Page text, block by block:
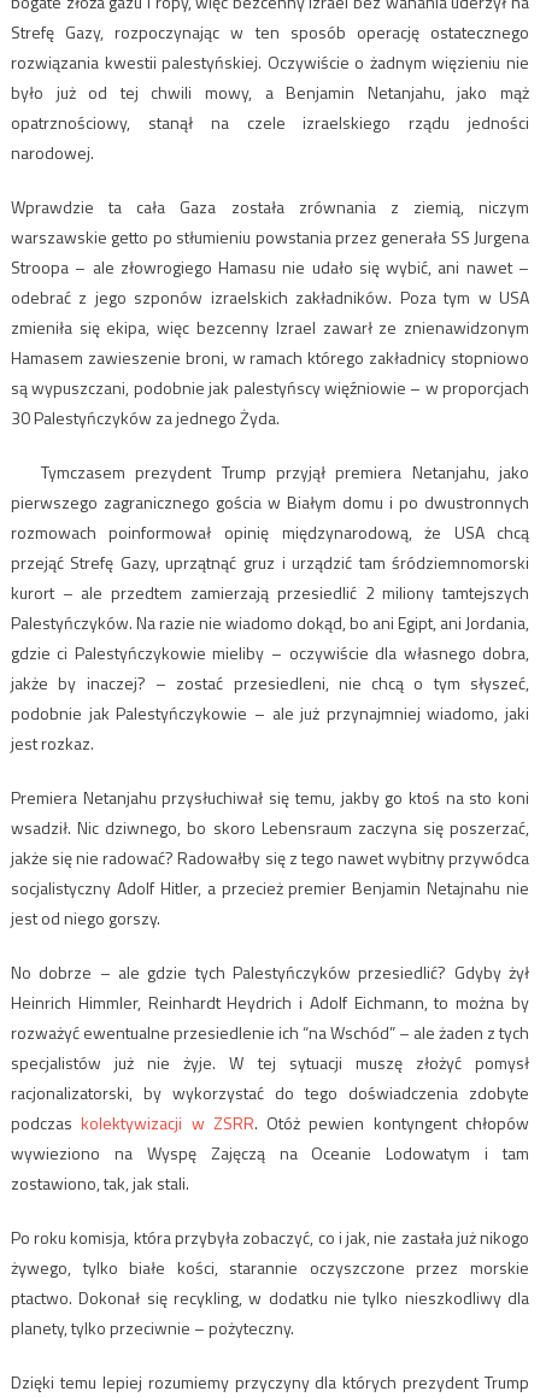
Strefę Gazy, rozpoczynając w ten sposób operację ostatecznego
rozwiązania kwestii palestyńskiej. Oczywiście o żadnym więzieniu nie
było już od tej chwili mowy, a Benjamin Netanjahu, jako mąż
opatrznościowy, stanął na czele izraelskiego rządu jedności
narodowej.
Wprawdzie ta cała Gaza została zrównania z ziemią, niczym
warszawskie getto po stłumieniu powstania przez generała SS Jurgena
Stroopa – ale złowrogiego Hamasu nie udało się wybić, ani nawet –
odebrać z jego szponów izraelskich zakładników. Poza tym w USA
zmieniła się ekipa, więc bezcenny Izrael zawarł ze znienawidzonym
Hamasem zawieszenie broni, w ramach którego zakładnicy stopniowo
są wypuszczani, podobnie jak palestyńscy więźniowie – w proporcjach
30 Palestyńczyków za jednego Żyda.
Tymczasem prezydent Trump przyjął premiera Netanjahu, jako
pierwszego zagranicznego gościa w Białym domu i po dwustronnych
rozmowach poinformował opinię międzynarodową, że USA chcą
przejąć Strefę Gazy, uprzątnąć gruz i urządzić tam śródziemnomorski
kurort – ale przedtem zamierzają przesiedlić 2 miliony tamtejszych
Palestyńczyków. Na razie nie wiadomo dokąd, bo ani Egipt, ani Jordania,
gdzie ci Palestyńczykowie mieliby – oczywiście dla własnego dobra,
jakże by inaczej? – zostać przesiedleni, nie chcą o tym słyszeć,
podobnie jak Palestyńczykowie – ale już przynajmniej wiadomo, jaki
jest rozkaz.
Premiera Netanjahu przysłuchiwał się temu, jakby go ktoś na sto koni
wsadził. Nic dziwnego, bo skoro Lebensraum zaczyna się poszerzać,
jakże się nie radować? Radowałby się z tego nawet wybitny przywódca
socjalistyczny Adolf Hitler, a przecież premier Benjamin Netajnahu nie
jest od niego gorszy.
No dobrze – ale gdzie tych Palestyńczyków przesiedlić? Gdyby żył
Heinrich Himmler, Reinhardt Heydrich i Adolf Eichmann, to można by
rozważyć ewentualne przesiedlenie ich “na Wschód” – ale żaden z tych
specjalistów już nie żyje. W tej sytuacji muszę złożyć pomysł
racjonalizatorski, by wykorzystać do tego doświadczenia zdobyte
podczaskolektywizacji w ZSRR. Otóż pewien kontyngent chłopów
wywieziono na Wyspę Zajęczą na Oceanie Lodowatym i tam
zostawiono, tak, jak stali.
Po roku komisja, która przybyła zobaczyć, co i jak, nie zastała już nikogo
żywego, tylko białe kości, starannie oczyszczone przez morskie
ptactwo. Dokonał się recykling, w dodatku nie tylko nieszkodliwy dla
planety, tylko przeciwnie – pożyteczny.
Dzięki temu lepiej rozumiemy przyczyny dla których prezydent Trump